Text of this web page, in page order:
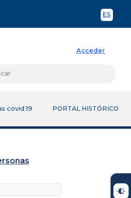
ES
Acceder
covid 19 PORTAL HISTÓRICO